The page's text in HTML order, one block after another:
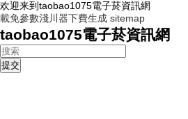
欢迎来到taobao1075電子菸資訊網
載免參數淺川器下費生成 sitemap
taobao1075電子菸資訊網